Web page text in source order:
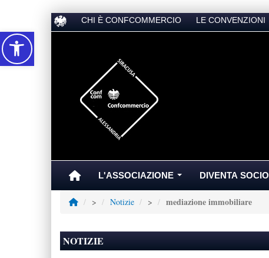
CHI È CONFCOMMERCIO LE CONVENZIONI
L'ASSOCIAZIONE DIVENTA SOCIO
> Notizie > mediazione immobiliare
NOTIZIE
Accessibilità